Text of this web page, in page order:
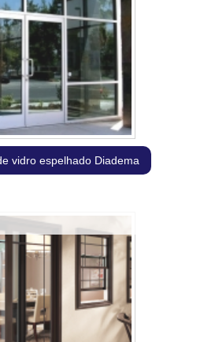
vidro espelhado Diadema